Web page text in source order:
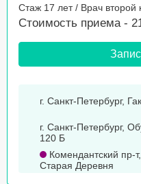
Стаж 17 лет / Врач второй
Стоимость приема -
г. Санкт-Петербург,
г. Санкт-Петербург,
120 Б
Комендантский пр-т,
Старая Деревня